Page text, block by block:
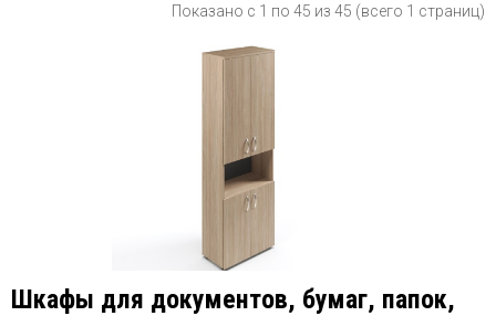
Показано с 1 по 45 из 45 (всего 1 страниц)
Шкафы для документов, бумаг, папок,